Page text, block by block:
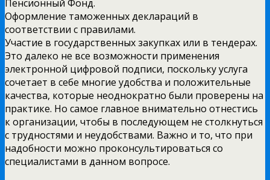
Пенсионный Фонд.
Оформление таможенных деклараций в
соответствии с правилами.
Участие в государственных закупках или в тендерах.
Это далеко не все возможности применения
электронной цифровой подписи, поскольку услуга
сочетает в себе многие удобства и положительные
качества, которые неоднократно были проверены на
практике. Но самое главное внимательно отнестись
к организации, чтобы в последующем не столкнуться
с трудностями и неудобствами. Важно и то, что при
надобности можно проконсультироваться со
специалистами в данном вопросе.